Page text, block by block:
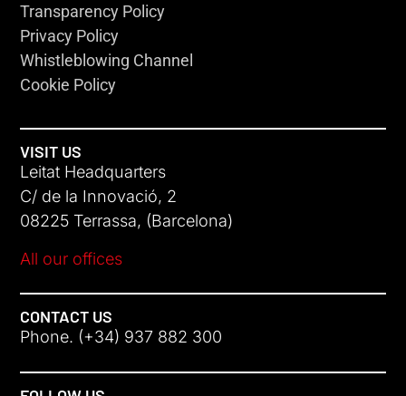
Transparency Policy
Privacy Policy
Whistleblowing Channel
Cookie Policy
VISIT US
Leitat Headquarters
C/ de la Innovació, 2
08225 Terrassa, (Barcelona)
All our offices
CONTACT US
Phone. (+34) 937 882 300